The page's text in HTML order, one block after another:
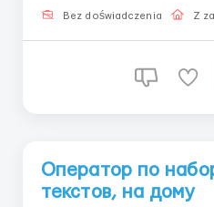
od wersji 13.I chęć
Bez doświadczenia Z
Оператор по
текстов, на дому